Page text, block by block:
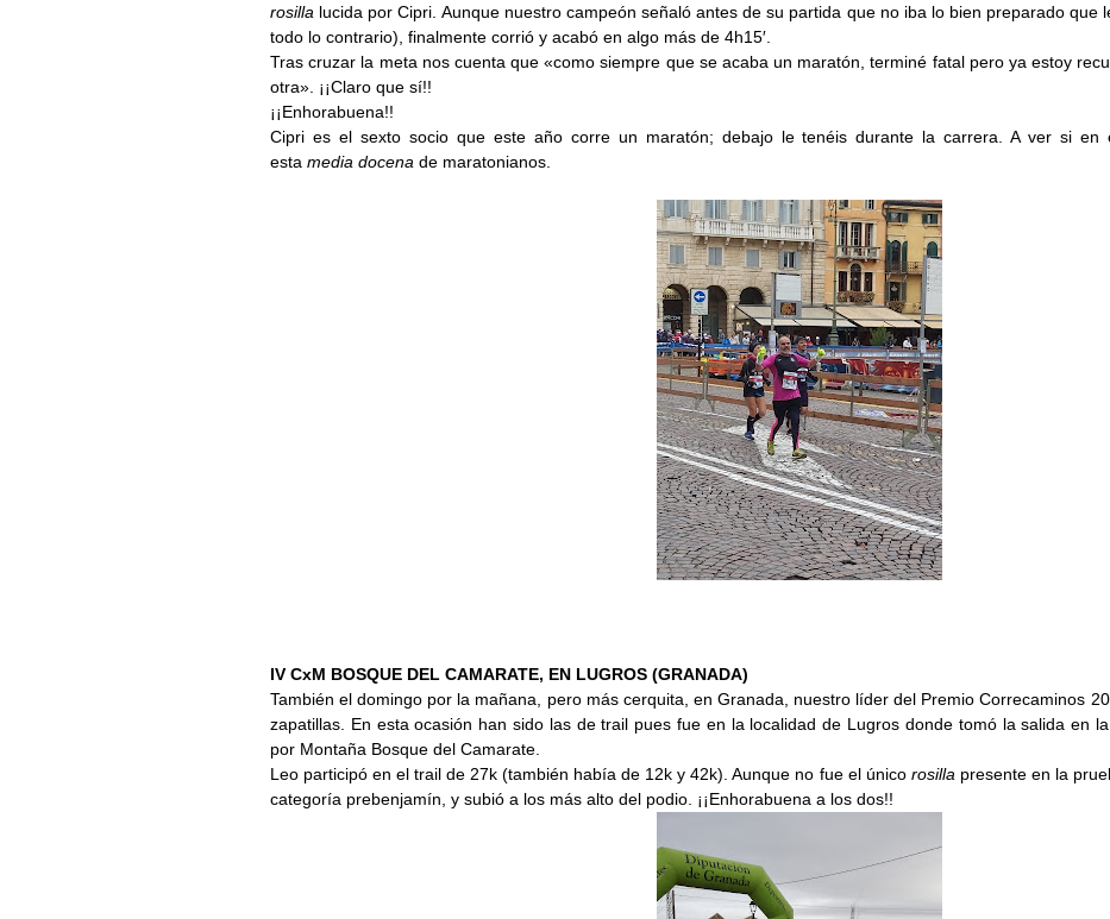
rosilla lucida por Cipri. Aunque nuestro campeón señaló antes de su partida que no iba lo bien preparado que
todo lo contrario), finalmente corrió y acabó en algo más de 4h15′.
Tras cruzar la meta nos cuenta que «como siempre que se acaba un maratón, terminé fatal pero ya estoy
otra». ¡¡Claro que sí!!
¡¡Enhorabuena!!
Cipri es el sexto socio que este año corre un maratón; debajo le tenéis durante la carrera. A ver si en
esta media docena de maratonianos.
IV CxM BOSQUE DEL CAMARATE, EN LUGROS (GRANADA)
También el domingo por la mañana, pero más cerquita, en Granada, nuestro líder del Premio Correcaminos
zapatillas. En esta ocasión han sido las de trail pues fue en la localidad de Lugros donde tomó la salida en
por Montaña Bosque del Camarate.
Leo participó en el trail de 27k (también había de 12k y 42k). Aunque no fue el único rosilla presente en la
categoría prebenjamín, y subió a los más alto del podio. ¡¡Enhorabuena a los dos!!